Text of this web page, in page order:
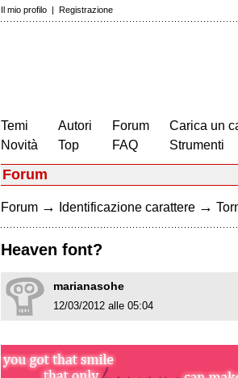
Il mio profilo | Registrazione
Temi
Novità
Autori
Top
Forum
FAQ
Carica un
Strumenti
Forum
Forum → Identificazione carattere →
Heaven font?
marianasohe
12/03/2012 alle 05:04